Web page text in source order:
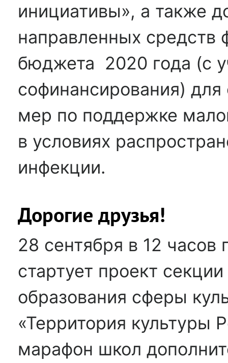
инициативы», а также
направленных средств
бюджета 2020 года (с
софинансирования)
мер по поддержке
в условиях
инфекции.
Дорогие друзья!
28 сентября в 12
стартует проект
образования сферы
«Территория культуры
марафон школ